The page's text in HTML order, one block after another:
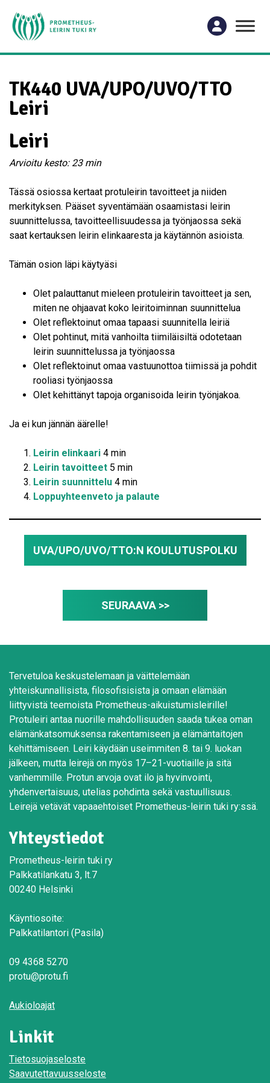
TK440 UVA/UPO/UVO/TTO
Leiri
Leiri
Arvioitu kesto: 23 min
Tässä osiossa kertaat protuleirin tavoitteet ja niiden
merkityksen. Pääset syventämään osaamistasi leirin
suunnittelussa, tavoitteellisuudessa ja työnjaossa sekä
saat kertauksen leirin elinkaaresta ja käytännön asioista.
Tämän osion läpi käytyäsi
Olet palauttanut mieleen protuleirin tavoitteet ja sen,
miten ne ohjaavat koko leiritoiminnan suunnittelua
Olet reflektoinut omaa tapaasi suunnitella leiriä
Olet pohtinut, mitä vanhoilta tiimiläisiltä odotetaan
leirin suunnittelussa ja työnjaossa
Olet reflektoinut omaa vastuunottoa tiimissä ja pohdit
rooliasi työnjaossa
Olet kehittänyt tapoja organisoida leirin työnjakoa.
Ja ei kun jännän äärelle!
Leirin elinkaari 4 min
Leirin tavoitteet 5 min
Leirin suunnittelu 4 min
Loppuyhteenveto ja palaute
UVA/UPO/UVO/TTO:N KOULUTUSPOLKU
SEURAAVA >>
Tervetuloa keskustelemaan ja väittelemään
yhteiskunnallisista, filosofisisista ja omaan elämään
liittyvistä teemoista Prometheus-aikuistumisleirille!
Protuleiri antaa nuorille mahdollisuuden saada tukea oman
elämänkatsomuksensa rakentamiseen ja elämäntaitojen
kehittämiseen. Leiri käydään useimmiten 8. tai 9. luokan
jälkeen, mutta leirejä on myös 17–21-vuotiaille ja sitä
vanhemmille. Protun arvoja ovat ilo ja hyvinvointi,
yhdenvertaisuus, utelias pohdinta sekä vastuullisuus.
Leirejä vetävät vapaaehtoiset Prometheus-leirin tuki ry:ssä.
Yhteystiedot
Prometheus-leirin tuki ry
Palkkatilankatu 3, lt.7
00240 Helsinki
Käyntiosoite:
Palkkatilantori (Pasila)
09 4368 5270
protu@protu.fi
Aukioloajat
Linkit
Tietosuojaseloste
Saavutettavuusseloste